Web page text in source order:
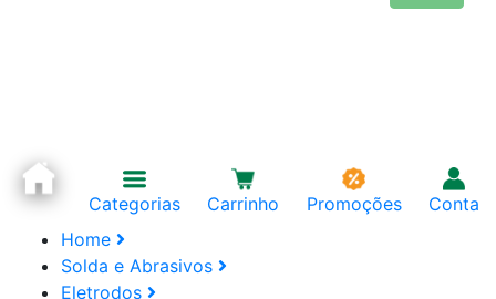
Categorias Carrinho Promoções
Conta
Home
Solda e Abrasivos
Eletrodos